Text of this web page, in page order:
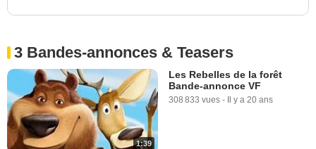
3 Bandes-annonces & Teasers
1:39
Les Rebelles de la forêt
Bande-annonce VF
308 833 vues - Il y a 20 ans